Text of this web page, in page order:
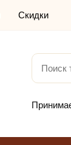
Скидки